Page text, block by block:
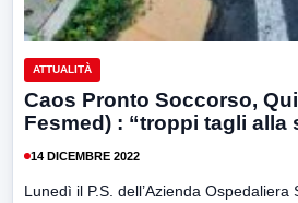
ATTUALITÀ
Caos Pronto Soccorso,
Fesmed) : “troppi tagli alla
14 DICEMBRE 2022
Lunedì il P.S. dell’Azienda